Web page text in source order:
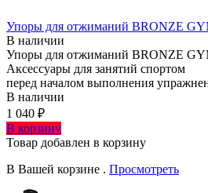
Упоры для отжиманий BRONZE
В наличии
Упоры для отжиманий BRONZE
Аксессуары для занятий
перед началом выполнения
В наличии
1 040 ₽
В корзину
Товар добавлен в корзину
В Вашей корзине . Просмотреть